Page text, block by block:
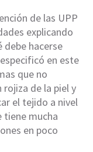
de las UPP
explicando
debe hacerse
en este
que no
de la piel y
el tejido a nivel
tiene mucha
en poco